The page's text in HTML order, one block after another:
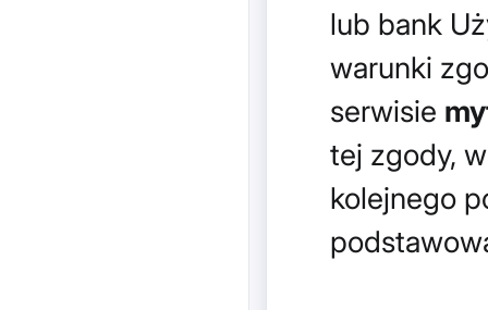
lub bank
warunki
serwisie
tej zgody,
kolejnego